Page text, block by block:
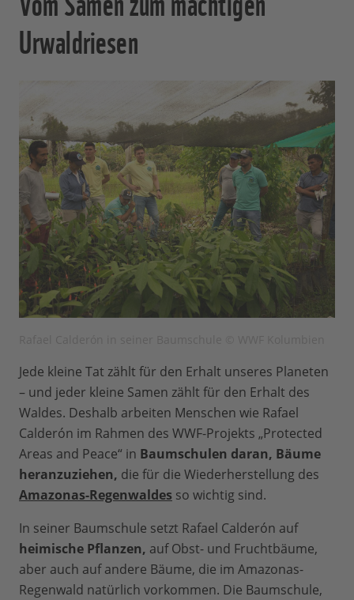
Urwaldriesen
Jede kleine Tat zählt für den Erhalt unseres Planeten
– und jeder kleine Samen zählt für den Erhalt des
Waldes. Deshalb arbeiten Menschen wie Rafael
Calderón im Rahmen des WWF-Projekts „Protected
Areas and Peace“ in Baumschulen daran, Bäume
heranzuziehen, die für die Wiederherstellung des
Amazonas-Regenwaldes so wichtig sind.
In seiner Baumschule setzt Rafael Calderón auf
heimische Pflanzen, auf Obst- und Fruchtbäume,
aber auch auf andere Bäume, die im Amazonas-
Regenwald natürlich vorkommen. Die Baumschule,